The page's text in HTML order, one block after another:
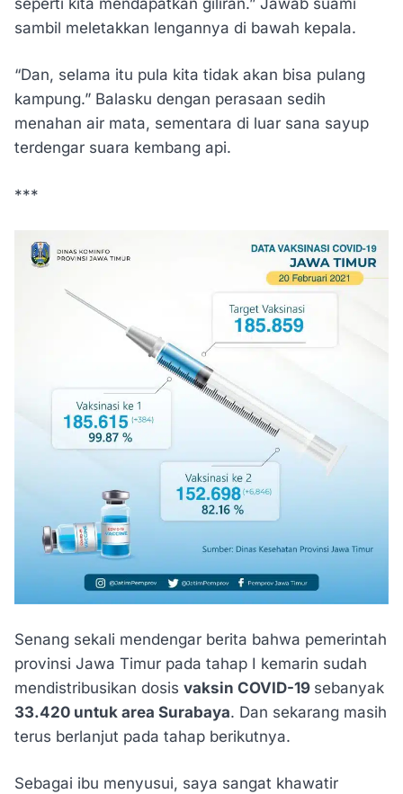
sambil meletakkan lengannya di bawah kepala.
“Dan, selama itu pula kita tidak akan bisa pulang
kampung.” Balasku dengan perasaan sedih
menahan air mata, sementara di luar sana sayup
terdengar suara kembang api.
***
Senang sekali mendengar berita bahwa pemerintah
provinsi Jawa Timur pada tahap I kemarin sudah
mendistribusikan dosis vaksin COVID-19 sebanyak
33.420 untuk area Surabaya. Dan sekarang masih
terus berlanjut pada tahap berikutnya.
Sebagai ibu menyusui, saya sangat khawatir